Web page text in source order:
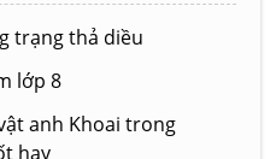
trạng thả diều
lớp 8
anh Khoai trong
hay